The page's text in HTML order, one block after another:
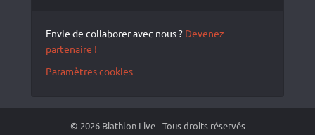
Envie de collaborer avec nous ? Devenez
partenaire !
Paramètres cookies
© 2026 Biathlon Live - Tous droits réservés